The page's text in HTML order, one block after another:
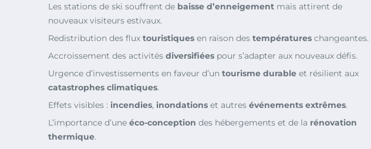
Les stations de ski souffrent de baisse d’enneigement mais attirent de
nouveaux visiteurs estivaux.
Redistribution des flux touristiques en raison des températures changeantes.
Accroissement des activités diversifiées pour s’adapter aux nouveaux défis.
Urgence d’investissements en faveur d’un tourisme durable et résilient aux
catastrophes climatiques.
Effets visibles : incendies, inondations et autres événements extrêmes.
L’importance d’une éco-conception des hébergements et de la rénovation
thermique.